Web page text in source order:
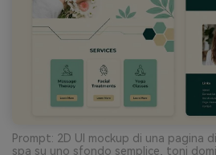
Prompt: 2D UI mockup di una pagina
spa su uno sfondo semplice, toni